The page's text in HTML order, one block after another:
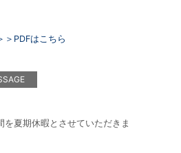
＞PDFはこちら
夏期休暇とさせていただきま